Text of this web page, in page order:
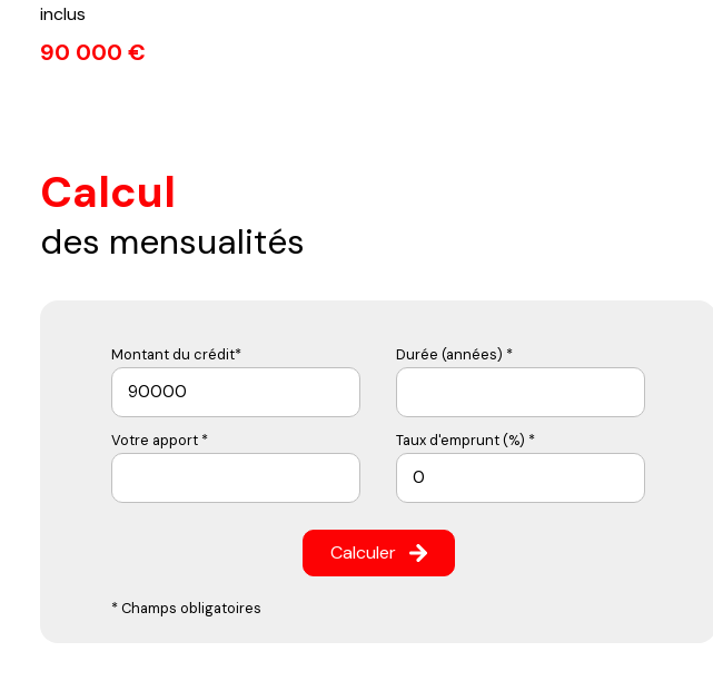
inclus
90 000 €
Calcul
des mensualités
Montant du crédit* Durée (années) *
Votre apport * Taux d'emprunt (%) *
Calculer
* Champs obligatoires